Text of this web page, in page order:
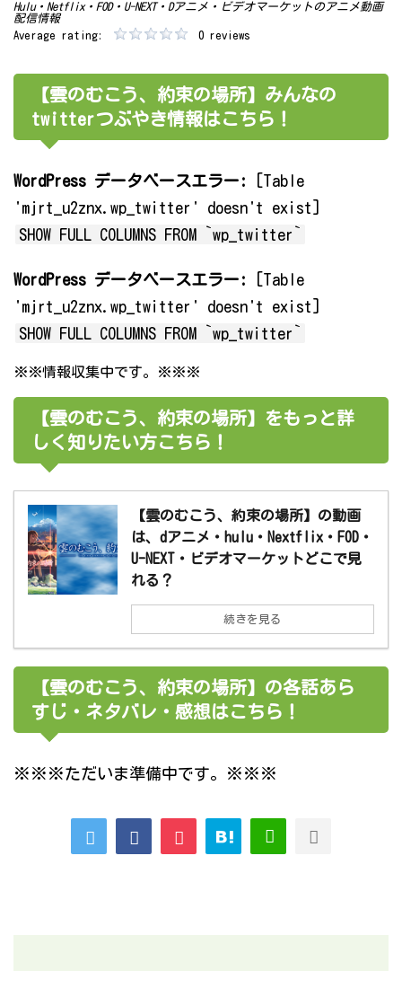
Hulu・Netflix・FOD・U-NEXT・Dアニメ・ビデオマーケットのアニメ動画
配信情報
Average rating:
0 reviews
【雲のむこう、約束の場所】みんなの
twitterつぶやき情報はこちら！
WordPress データベースエラー:
[Table
'mjrt_u2znx.wp_twitter' doesn't exist]
SHOW FULL COLUMNS FROM `wp_twitter`
WordPress データベースエラー:
[Table
'mjrt_u2znx.wp_twitter' doesn't exist]
SHOW FULL COLUMNS FROM `wp_twitter`
※※情報収集中です。※※※
【雲のむこう、約束の場所】をもっと詳
しく知りたい方こちら！
【雲のむこう、約束の場所】の動画
は、dアニメ・hulu・Nextflix・FOD・
U-NEXT・ビデオマーケットどこで見
れる？
続きを見る
【雲のむこう、約束の場所】の各話あら
すじ・ネタバレ・感想はこちら！
※※※ただいま準備中です。※※※